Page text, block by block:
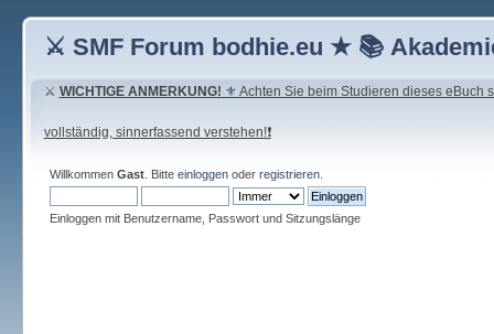
⚔ SMF Forum bodhie.eu ★ 📚
⚔ WICHTIGE ANMERKUNG! ⚜ Achten Sie beim Studieren dieses eBuch
vollständig, sinnerfassend verstehen!❗
Willkommen Gast. Bitte einloggenoder registrieren.
Einloggen mit Benutzername, Passwort und Sitzungslänge